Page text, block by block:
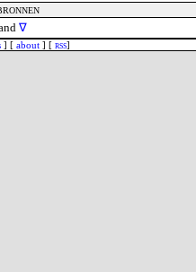
∇
] [ about ] [ rss]